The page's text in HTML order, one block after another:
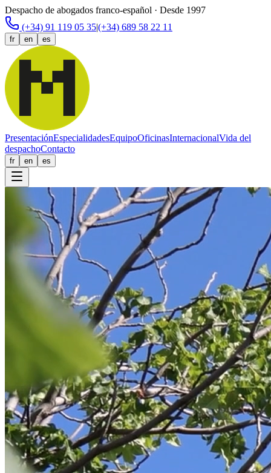
Despacho de abogados franco-español · Desde 1997
(+34) 91 119 05 35|(+34) 689 58 22 11
fr en es
PresentaciónEspecialidadesEquipoOficinasInternacionalVida del
despachoContacto
fr en es